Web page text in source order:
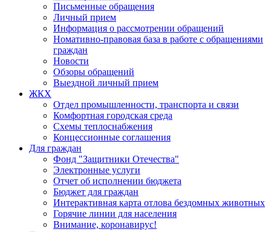
Письменные обращения
Личный прием
Информация о рассмотрении обращений
Номативно-правовая база в работе с обращениями
граждан
Новости
Обзоры обращений
Выездной личный прием
ЖКХ
Отдел промышленности, транспорта и связи
Комфортная городская среда
Схемы теплоснабжения
Концессионные соглашения
Для граждан
Фонд "Защитники Отечества"
Электронные услуги
Отчет об исполнении бюджета
Бюджет для граждан
Интерактивная карта отлова бездомных животных
Горячие линии для населения
Внимание, коронавирус!